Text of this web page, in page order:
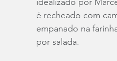
é recheado com
empanado na
por salada.